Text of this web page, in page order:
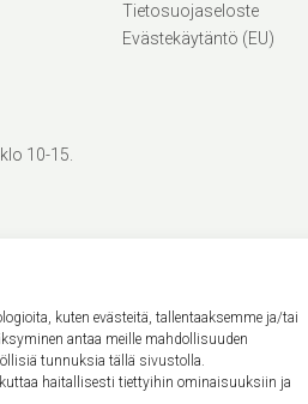
kuten evästeitä, tallentaaksemme ja/tai
antaa meille mahdollisuuden
tunnuksia tällä sivustolla.
haitallisesti tiettyihin ominaisuuksiin ja
10-15.
Tietosuojaseloste
Evästekäytäntö (EU)